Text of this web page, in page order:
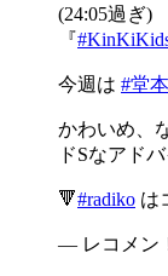
(24:05過ぎ)
『
今週は #堂
かわいめ、
ドSなアド
🔻#radiko は
— レコメン